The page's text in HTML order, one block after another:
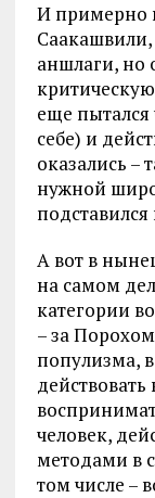
И примерно
аншлаги, но
еще пытался
себе) и
оказались –
нужной
А вот в
на самом
категории
– за
популизма,
человек,
методами в
том числе –